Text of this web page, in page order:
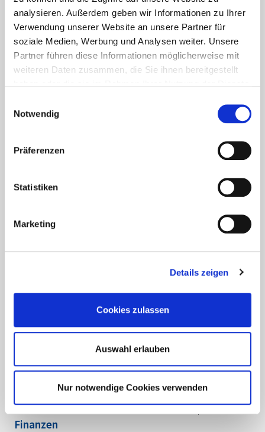
analysieren. Außerdem geben wir Informationen zu Ihrer
Verwendung unserer Website an unsere Partner für
soziale Medien, Werbung und Analysen weiter. Unsere
Partner führen diese Informationen möglicherweise mit
weiteren Daten zusammen, die Sie ihnen bereitgestellt
Cookies, wenn Sie unsere Webseite weiterhin nutzen.
Notwendig
Präferenzen
Statistiken
Marketing
Details zeigen
Cookies zulassen
Auswahl erlauben
Nur notwendige Cookies verwenden
Interaktives Training zur
veganen und vegetarischen
Küche
Selbstlernkurs
Begeisterung
Allergieinformationen:
Selbstlernkurs
Führung
Lernpaket
Hygiene in der Gastronomie
Service-Basics im Restaurant
Online-Prüfung Fachbrief
Finanzen
Lernpaket